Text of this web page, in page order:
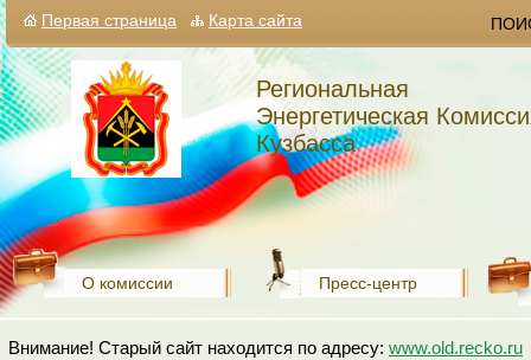
Первая страница Карта сайта
Региональная
Энергетическая
Кузбасса
О комиссии Пресс-центр
Внимание! Старый сайт находится по адресу: www.old.recko.ru